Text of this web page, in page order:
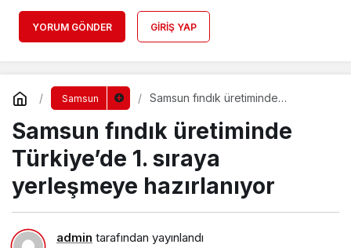
YORUM GÖNDER GIRIŞ YAP
Samsun
Samsun fındık üretiminde
hazırlanıyor
Samsun fındık üretiminde
Türkiye’de 1. sıraya
yerleşmeye hazırlanıyor
admin tarafından yayınlandı